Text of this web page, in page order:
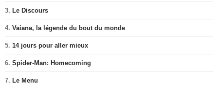
3. Le Discours
4. Vaiana, la légende du bout du monde
5. 14 jours pour aller mieux
6. Spider-Man: Homecoming
7. Le Menu